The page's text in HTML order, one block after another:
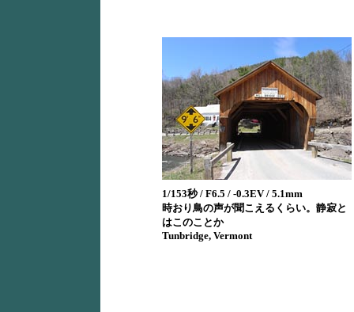
1/153秒 / F6.5 / -0.3EV / 5.1mm
時おり鳥の声が聞こえるくらい。静寂と
はこのことか
Tunbridge, Vermont